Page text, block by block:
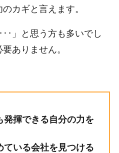
カギと言えます。
･･」と思う方も多いでし
ありません。
発揮できる自分の力を
ている会社を見つける